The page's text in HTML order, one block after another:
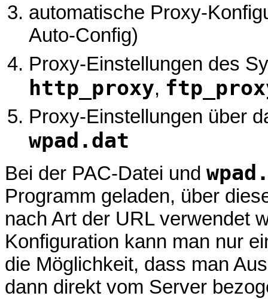
automatische Proxy-
Auto-Config)
Proxy-Einstellungen des
http_proxy,
Proxy-Einstellungen über
wpad.dat
Bei der PAC-Datei und
Programm geladen, über
nach Art der URL verwendet
Konfiguration kann man nur
die Möglichkeit, dass man
dann direkt vom Server